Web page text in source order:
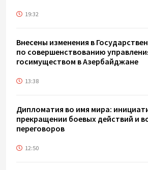
19:32
Внесены изменения в
по совершенствованию
госимуществом в Азербайджане
13:38
Дипломатия во имя мира:
прекращении боевых действий и
переговоров
12:50